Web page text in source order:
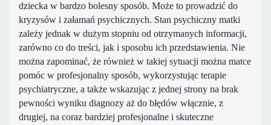
dziecka w bardzo bolesny sposób. Może to prowadzić do
kryzysów i załamań psychicznych. Stan psychiczny matki
zależy jednak w dużym stopniu od otrzymanych informacji,
zarówno co do treści, jak i sposobu ich przedstawienia. Nie
można zapominać, że również w takiej sytuacji można matce
pomóc w profesjonalny sposób, wykorzystując terapie
psychiatryczne, a także wskazując z jednej strony na brak
pewności wyniku diagnozy aż do błędów włącznie, z
drugiej, na coraz bardziej profesjonalne i skuteczne